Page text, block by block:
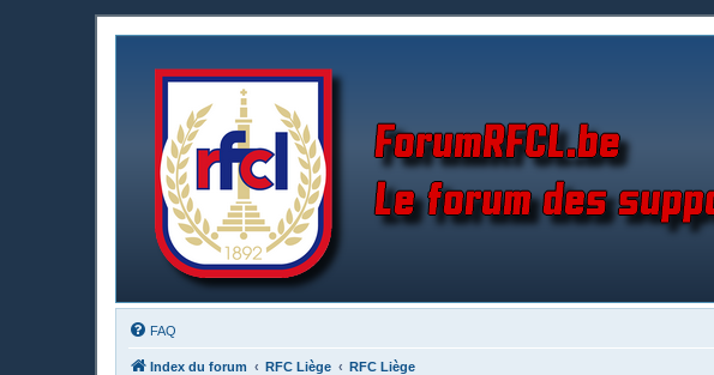
FAQ
Index du forum RFC Liège RFC Liège